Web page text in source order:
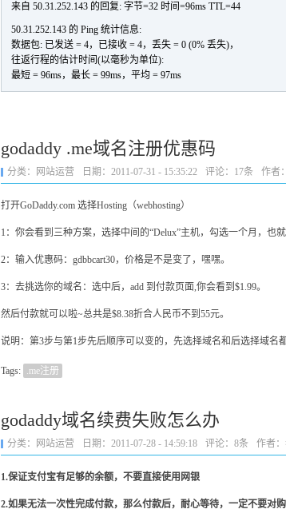
来自 50.31.252.143 的回复: 字节=32 时间=96ms TTL=44
50.31.252.143 的 Ping 统计信息:
数据包: 已发送 = 4，已接收 = 4，丢失 = 0 (0% 丢失)，
往返行程的估计时间(以毫秒为单位):
最短 = 96ms，最长 = 99ms，平均 = 97ms
godaddy .me域名注册优惠码
分类： 网站运营 日期：2011-07-31 - 15:35:22 评论： 17条 作者
打开GoDaddy.com 选择Hosting（webhosting）
1：你会看到三种方案，选择中间的“Delux”主机，勾选一个月，也
2：输入优惠码：gdbbcart30，价格是不是变了，嘿嘿。
3：去挑选你的域名：选中后，add 到付款页面,你会看到$1.99。
然后付款就可以啦~总共是$8.38折合人民币不到55元。
说明：第3步与第1步先后顺序可以变的，先选择域名和后选择域名
Tags: .me注册
godaddy域名续费失败怎么办
分类： 网站运营 日期：2011-07-28 - 14:59:18 评论： 8条 作者
1.保证支付宝有足够的余额，不要直接使用网银
2.如果无法一次性完成付款，那么付款后，耐心等待，一定不要对